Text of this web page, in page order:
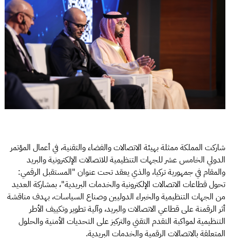
شاركت المملكة ممثلة بهيئة الاتصالات والفضاء والتقنية، في أعمال المؤتمر
الدولي الخامس عشر للجهات التنظيمية للاتصالات الإلكترونية والبريد
والمقام في جمهورية تركيا، والذي يعقد تحت عنوان "المستقبل الرقمي:
تحول قطاعات الاتصالات الإلكترونية والخدمات البريدية"، بمشاركة العديد
من الجهات التنظيمية والخبراء الدوليين وصناع السياسات، بهدف مناقشة
أثر الرقمنة على قطاعي الاتصالات والبريد، وآلية تطوير وتكييف الأطر
التنظيمية لمواكبة التقدم التقني والتركيز على التحديات الأمنية والحلول
المتعلقة بالاتصالات الرقمية والخدمات البريدية.